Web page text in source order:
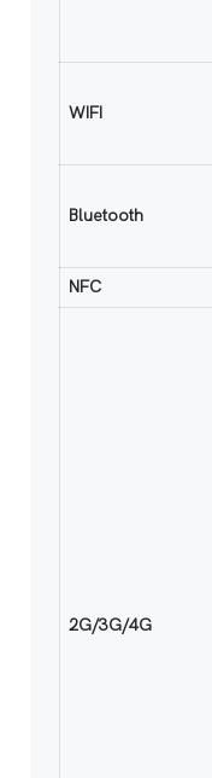
WIFI
Bluetooth
NFC
2G/3G/4G